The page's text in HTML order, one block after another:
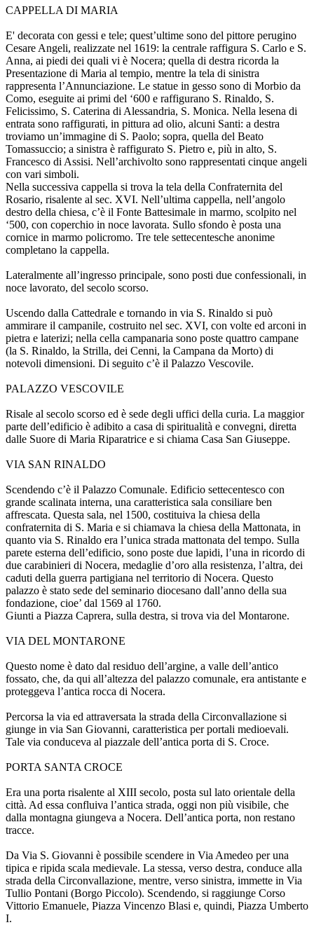
CAPPELLA DI MARIA
E' decorata con gessi e tele; quest’ultime sono del pittore perugino
Cesare Angeli, realizzate nel 1619: la centrale raffigura S. Carlo e S.
Anna, ai piedi dei quali vi è Nocera; quella di destra ricorda la
Presentazione di Maria al tempio, mentre la tela di sinistra
rappresenta l’Annunciazione. Le statue in gesso sono di Morbio da
Como, eseguite ai primi del ‘600 e raffigurano S. Rinaldo, S.
Felicissimo, S. Caterina di Alessandria, S. Monica. Nella lesena di
entrata sono raffigurati, in pittura ad olio, alcuni Santi: a destra
troviamo un’immagine di S. Paolo; sopra, quella del Beato
Tomassuccio; a sinistra è raffigurato S. Pietro e, più in alto, S.
Francesco di Assisi. Nell’archivolto sono rappresentati cinque angeli
con vari simboli.
Nella successiva cappella si trova la tela della Confraternita del
Rosario, risalente al sec. XVI. Nell’ultima cappella, nell’angolo
destro della chiesa, c’è il Fonte Battesimale in marmo, scolpito nel
‘500, con coperchio in noce lavorata. Sullo sfondo è posta una
cornice in marmo policromo. Tre tele settecentesche anonime
completano la cappella.
Lateralmente all’ingresso principale, sono posti due confessionali, in
noce lavorato, del secolo scorso.
Uscendo dalla Cattedrale e tornando in via S. Rinaldo si può
ammirare il campanile, costruito nel sec. XVI, con volte ed arconi in
pietra e laterizi; nella cella campanaria sono poste quattro campane
(la S. Rinaldo, la Strilla, dei Cenni, la Campana da Morto) di
notevoli dimensioni. Di seguito c’è il Palazzo Vescovile.
PALAZZO VESCOVILE
Risale al secolo scorso ed è sede degli uffici della curia. La maggior
parte dell’edificio è adibito a casa di spiritualità e convegni, diretta
dalle Suore di Maria Riparatrice e si chiama Casa San Giuseppe.
VIA SAN RINALDO
Scendendo c’è il Palazzo Comunale. Edificio settecentesco con
grande scalinata interna, una caratteristica sala consiliare ben
affrescata. Questa sala, nel 1500, costituiva la chiesa della
confraternita di S. Maria e si chiamava la chiesa della Mattonata, in
quanto via S. Rinaldo era l’unica strada mattonata del tempo. Sulla
parete esterna dell’edificio, sono poste due lapidi, l’una in ricordo di
due carabinieri di Nocera, medaglie d’oro alla resistenza, l’altra, dei
caduti della guerra partigiana nel territorio di Nocera. Questo
palazzo è stato sede del seminario diocesano dall’anno della sua
fondazione, cioe’ dal 1569 al 1760.
Giunti a Piazza Caprera, sulla destra, si trova via del Montarone.
VIA DEL MONTARONE
Questo nome è dato dal residuo dell’argine, a valle dell’antico
fossato, che, da qui all’altezza del palazzo comunale, era antistante e
proteggeva l’antica rocca di Nocera.
Percorsa la via ed attraversata la strada della Circonvallazione si
giunge in via San Giovanni, caratteristica per portali medioevali.
Tale via conduceva al piazzale dell’antica porta di S. Croce.
PORTA SANTA CROCE
Era una porta risalente al XIII secolo, posta sul lato orientale della
città. Ad essa confluiva l’antica strada, oggi non più visibile, che
dalla montagna giungeva a Nocera. Dell’antica porta, non restano
tracce.
Da Via S. Giovanni è possibile scendere in Via Amedeo per una
tipica e ripida scala medievale. La stessa, verso destra, conduce alla
strada della Circonvallazione, mentre, verso sinistra, immette in Via
Tullio Pontani (Borgo Piccolo). Scendendo, si raggiunge Corso
Vittorio Emanuele, Piazza Vincenzo Blasi e, quindi, Piazza Umberto
I.